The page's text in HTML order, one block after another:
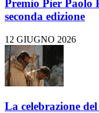
Premio Pier Paolo
seconda edizione
12 GIUGNO 2026
La celebrazione